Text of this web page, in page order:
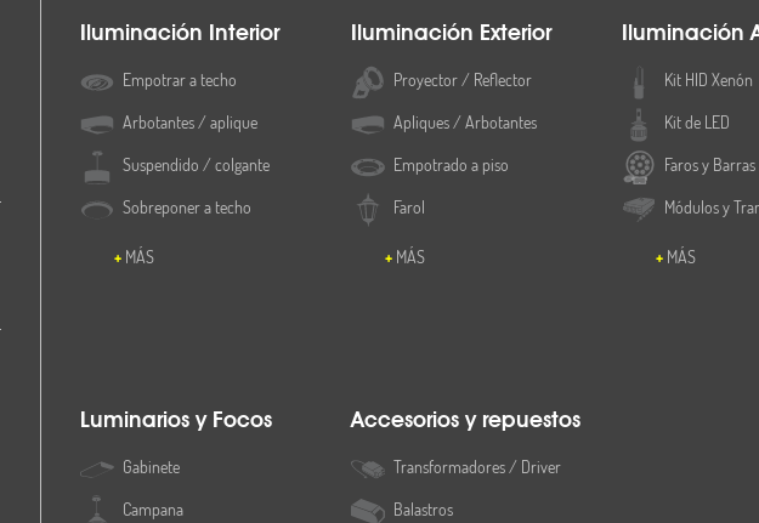
Iluminación Interior
Empotrar a techo
Arbotantes / aplique
Suspendido / colgante
Sobreponer a techo
MÁS
Iluminación Exterior
Proyector / Reflector
Apliques / Arbotantes
Empotrado a piso
Farol
MÁS
Iluminación
Kit HID Xenón
Kit de LED
Faros y Barras
Módulos y
MÁS
Luminarios y Focos
Gabinete
Campana
Accesorios y repuestos
Transformadores / Driver
Balastros